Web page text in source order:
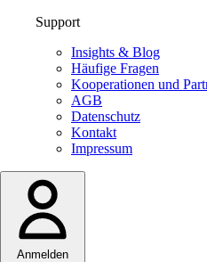
Support
Insights & Blog
Häufige Fragen
Kooperationen und
AGB
Datenschutz
Kontakt
Impressum
Anmelden